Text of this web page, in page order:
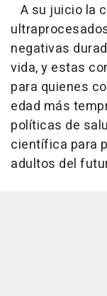
A su juicio la
negativas
vida, y estas
para quienes
edad más
políticas de
científica para
adultos del